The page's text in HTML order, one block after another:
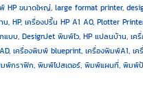
HP ขนาดใหญ่, large format printer,
HP, เครื่องปริ้น HP A1 A0, Plotter
บ, DesignJet พิมพ์ไว, HP แปลนบ้าน,
เครื่องพิมพ์ blueprint, เครื่องพิมพ์A1,
มพ์กราฟิก, พิมพ์โปสเตอร์, พิมพ์แผนที่,